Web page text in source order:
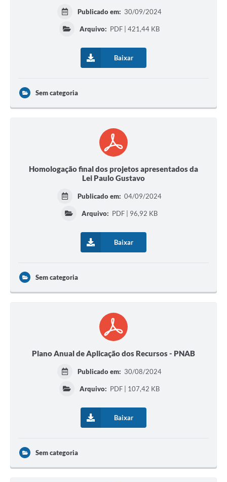
Publicado em: 30/09/2024
Arquivo: PDF | 421,44 KB
Baixar
Sem categoria
Homologação final dos projetos apresentados da
Lei Paulo Gustavo
Publicado em: 04/09/2024
Arquivo: PDF | 96,92 KB
Baixar
Sem categoria
Plano Anual de Aplicação dos Recursos - PNAB
Publicado em: 30/08/2024
Arquivo: PDF | 107,42 KB
Baixar
Sem categoria